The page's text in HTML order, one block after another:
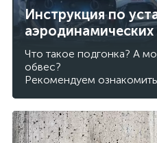
Инструкция по
аэродинамических
Что такое подгонка? А
обвес?
Рекомендуем